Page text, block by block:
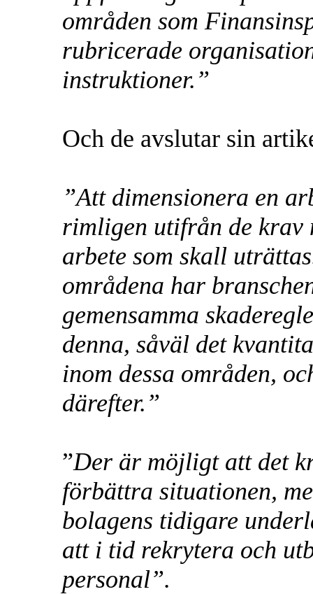
områden som
rubricerade
instruktioner.”
Och de avslutar sin
”Att dimensionera en
rimligen utifrån de krav
arbete som skall
områdena har
gemensamma
denna, såväl det
inom dessa områden,
därefter.”
”Der är möjligt att det
förbättra situationen,
bolagens tidigare
att i tid rekrytera och
personal”.